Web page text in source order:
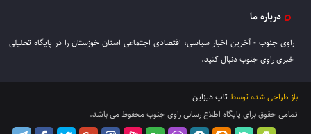
درباره ما
راوی جنوب - آخرین اخبار سیاسی، اقتصادی اجتماعی استان خوزستان را در پایگاه تحلیلی
خبری راوی جنوب دنبال کنید.
باز طراحی شده توسط تاپ دیزاین
تمامی حقوق برای پایگاه اطلاع رسانی راوی جنوب محفوظ می باشد.